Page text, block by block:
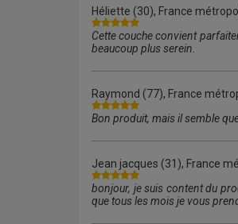
Héliette (30), France
Cette couche convient
beaucoup plus serein.
Raymond (77), France
Bon produit, mais il semble
Jean jacques (31), France
bonjour, je suis content du
que tous les mois je vous